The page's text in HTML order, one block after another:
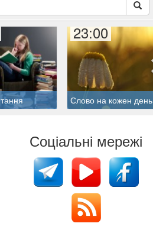
23:00
Слово на кожен день
Соціальні мережі